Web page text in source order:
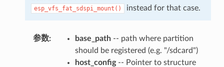
esp_vfs_fat_sdspi_mount() instead for that case.
参数 base_path-- path where partition
should be registered (e.g. "/sdcard")
host_config-- Pointer to structure